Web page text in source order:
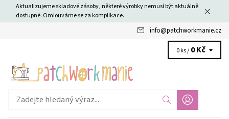
Aktualizujeme skladové zásoby, některé výrobky nemusí být aktuálně
dostupné. Omlouváme se za komplikace.
info@patchworkmanie.cz
0 ks / 0 Kč